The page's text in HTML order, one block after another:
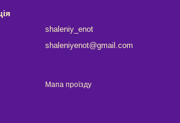
shaleniy_enot
shaleniyenot@gmail.com
Мапа проїзду